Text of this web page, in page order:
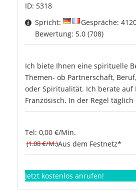
ID: 5318
Spricht:
Gespräche:
Bewertung: 5.0 (708)
Ich biete Ihnen eine spirituelle
Themen- ob Partnerschaft,
oder Spiritualität. Ich berate auf
Französisch. In der Regel
Tel: 0,00 €/Min.
(1.08 €/M.)Aus dem Festnetz*
Jetzt kostenlos anrufen!